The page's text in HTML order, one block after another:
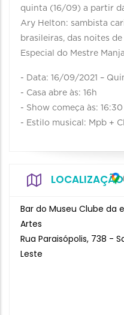
quinta (16/09) a partir
Ary Helton: sambista
brasileiras, das noites
Especial do Mestre
- Data: 16/09/2021 –
- Casa abre às: 16h
- Show começa às: 16:30
- Estilo musical: Mpb +
LOCALIZAÇÃO
Bar do Museu Clube da
Artes
Rua Paraisópolis, 738 -
Leste